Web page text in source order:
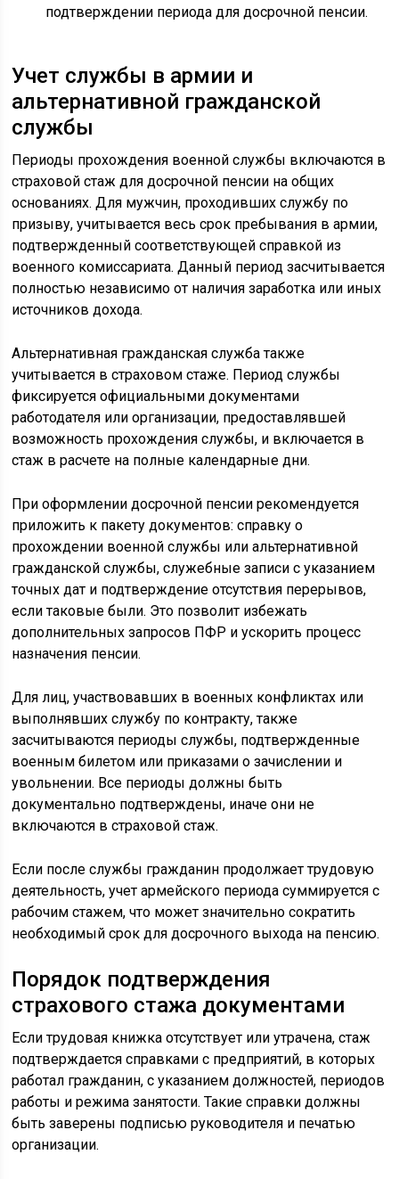
подтверждении периода для досрочной пенсии.
Учет службы в армии и
альтернативной гражданской
службы
Периоды прохождения военной службы включаются в
страховой стаж для досрочной пенсии на общих
основаниях. Для мужчин, проходивших службу по
призыву, учитывается весь срок пребывания в армии,
подтвержденный соответствующей справкой из
военного комиссариата. Данный период засчитывается
полностью независимо от наличия заработка или иных
источников дохода.
Альтернативная гражданская служба также
учитывается в страховом стаже. Период службы
фиксируется официальными документами
работодателя или организации, предоставлявшей
возможность прохождения службы, и включается в
стаж в расчете на полные календарные дни.
При оформлении досрочной пенсии рекомендуется
приложить к пакету документов: справку о
прохождении военной службы или альтернативной
гражданской службы, служебные записи с указанием
точных дат и подтверждение отсутствия перерывов,
если таковые были. Это позволит избежать
дополнительных запросов ПФР и ускорить процесс
назначения пенсии.
Для лиц, участвовавших в военных конфликтах или
выполнявших службу по контракту, также
засчитываются периоды службы, подтвержденные
военным билетом или приказами о зачислении и
увольнении. Все периоды должны быть
документально подтверждены, иначе они не
включаются в страховой стаж.
Если после службы гражданин продолжает трудовую
деятельность, учет армейского периода суммируется с
рабочим стажем, что может значительно сократить
необходимый срок для досрочного выхода на пенсию.
Порядок подтверждения
страхового стажа документами
Если трудовая книжка отсутствует или утрачена, стаж
подтверждается справками с предприятий, в которых
работал гражданин, с указанием должностей, периодов
работы и режима занятости. Такие справки должны
быть заверены подписью руководителя и печатью
организации.